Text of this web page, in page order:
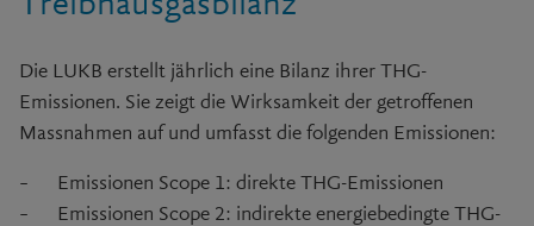
Die LUKB erstellt jährlich eine Bilanz ihrer THG-
Emissionen. Sie zeigt die Wirksamkeit der getroffenen
Massnahmen auf und umfasst die folgenden Emissionen:
Emissionen Scope 1: direkte THG-Emissionen
Emissionen Scope 2: indirekte energiebedingte THG-